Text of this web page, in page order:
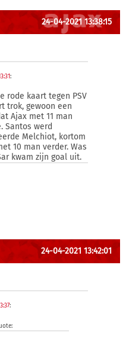
24-04-2021 13:38:15
:
rode kaart tegen PSV
trok, gewoon een
Ajax met 11 man
Santos werd
Melchiot, kortom
10 man verder. Was
kwam zijn goal uit.
24-04-2021 13:42:01
: